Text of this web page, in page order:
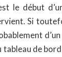
le début
Si
tableau de